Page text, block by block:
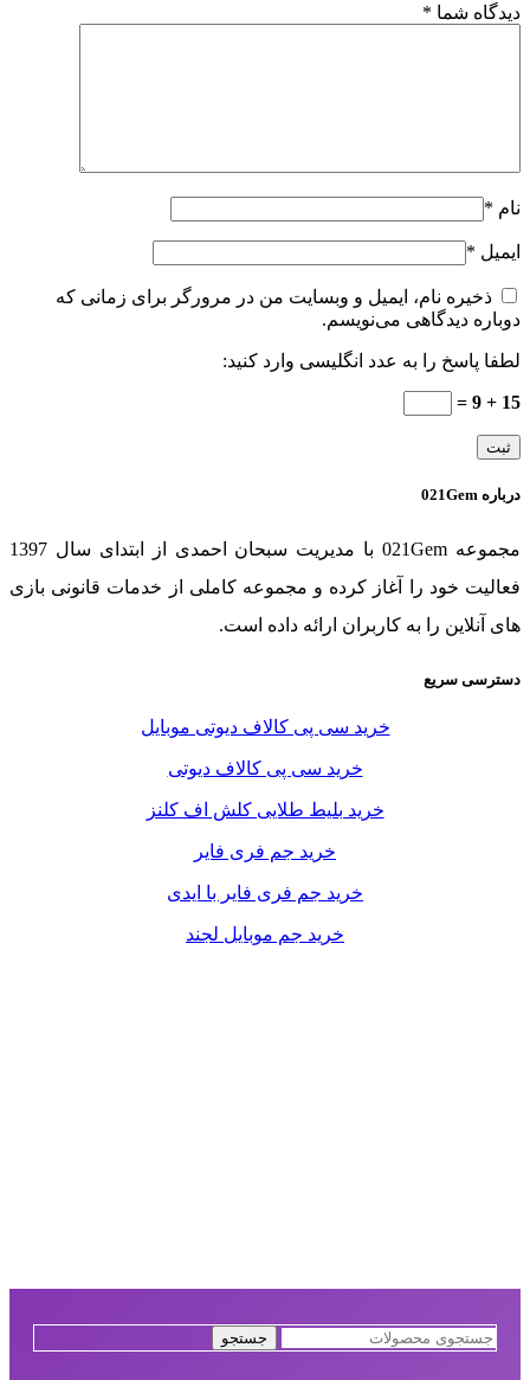
دیدگاه شما *
نام *
ایمیل *
ذخیره نام، ایمیل و وبسایت من در مرورگر برای زمانی که
دوباره دیدگاهی می‌نویسم.
لطفا پاسخ را به عدد انگلیسی وارد کنید:
15 + 9 =
درباره 021Gem
مجموعه 021Gem با مدیریت سبحان احمدی از ابتدای سال 1397
فعالیت خود را آغاز کرده و مجموعه کاملی از خدمات قانونی بازی
های آنلاین را به کاربران ارائه داده است.
دسترسی سریع
خرید سی پی کالاف دیوتی موبایل
خرید سی پی کالاف دیوتی
خرید بلیط طلایی کلش اف کلنز
خرید جم فری فایر
خرید جم فری فایر با ایدی
خرید جم موبایل لجند
جستجو